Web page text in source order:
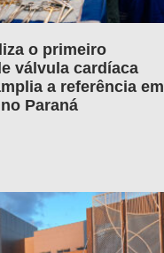
o primeiro
válvula cardíaca
a referência em
Paraná